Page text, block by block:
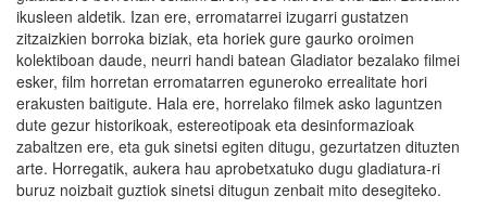
ikusleen aldetik. Izan ere, erromatarrei izugarri gustatzen
zitzaizkien borroka biziak, eta horiek gure gaurko oroimen
kolektiboan daude, neurri handi batean Gladiator bezalako filmei
esker, film horretan erromatarren eguneroko errealitate hori
erakusten baitigute. Hala ere, horrelako filmek asko laguntzen
dute gezur historikoak, estereotipoak eta desinformazioak
zabaltzen ere, eta guk sinetsi egiten ditugu, gezurtatzen dituzten
arte. Horregatik, aukera hau aprobetxatuko dugu gladiatura-ri
buruz noizbait guztiok sinetsi ditugun zenbait mito desegiteko.